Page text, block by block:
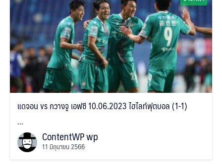
แดจอน vs กวางจู เอฟซี 10.06.2023 ไฮไลท์ฟุตบอล (1-1)
...
ContentWP wp
11 มิถุนายน 2566